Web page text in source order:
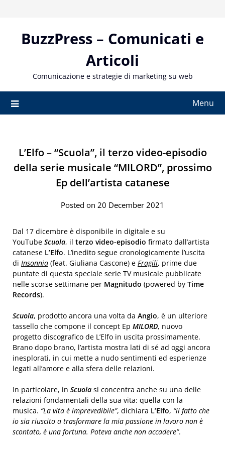
contentBuzzPress – Comunicati e
Articoli
Comunicazione e strategie di marketing su web
Menu
L’Elfo – “Scuola”, il terzo video-episodio
della serie musicale “MILORD”, prossimo
Ep dell’artista catanese
Posted on 20 December 2021
Dal 17 dicembre è disponibile in digitale e su
YouTube Scuola, il terzo video-episodio firmato dall’artista
catanese L’Elfo. L’inedito segue cronologicamente l’uscita
di Insonnia (feat. Giuliana Cascone) e Fragili, prime due
puntate di questa speciale serie TV musicale pubblicate
nelle scorse settimane per Magnitudo (powered by Time
Records).
Scuola, prodotto ancora una volta da Angio, è un ulteriore
tassello che compone il concept Ep MILORD, nuovo
progetto discografico de L’Elfo in uscita prossimamente.
Brano dopo brano, l’artista mostra lati di sé ad oggi ancora
inesplorati, in cui mette a nudo sentimenti ed esperienze
legati all’amore e alla sfera delle relazioni.
In particolare, in Scuola si concentra anche su una delle
relazioni fondamentali della sua vita: quella con la
musica. “La vita è imprevedibile”, dichiara L’Elfo, “il fatto che
io sia riuscito a trasformare la mia passione in lavoro non è
scontato, è una fortuna. Poteva anche non accadere”.